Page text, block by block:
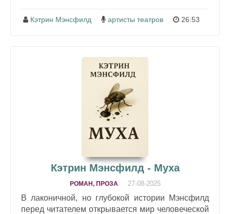
Кэтрин Мэнсфилд артисты театров 26:53
Кэтрин Мэнсфилд - Муха
РОМАН, ПРОЗА 27-08-2025
В лаконичной, но глубокой истории Мэнсфилд
перед читателем открывается мир человеческой